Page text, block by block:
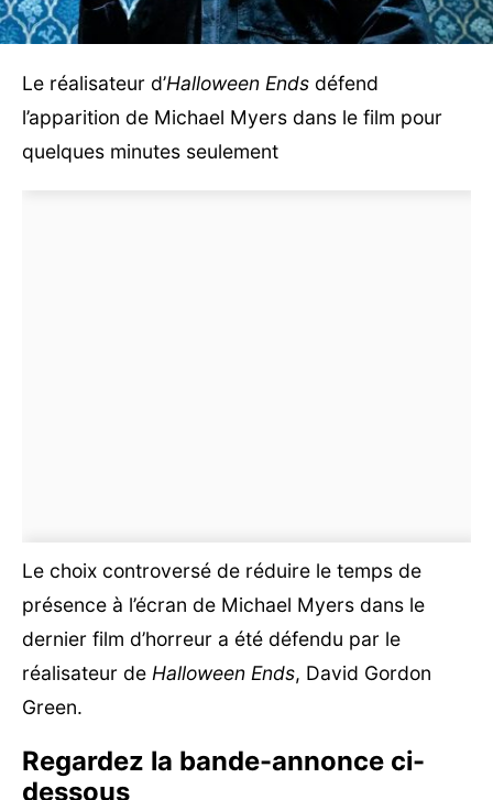
Le réalisateur d’Halloween Ends défend
l’apparition de Michael Myers dans le film pour
quelques minutes seulement
Le choix controversé de réduire le temps de
présence à l’écran de Michael Myers dans le
dernier film d’horreur a été défendu par le
réalisateur de Halloween Ends, David Gordon
Green.
Regardez la bande-annonce ci-
dessous